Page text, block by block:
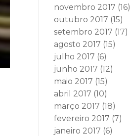
novembro 2017 (16)
outubro 2017 (15)
setembro 2017 (17)
agosto 2017 (15)
julho 2017 (6)
junho 2017 (12)
maio 2017 (15)
abril 2017 (10)
março 2017 (18)
fevereiro 2017 (7)
janeiro 2017 (6)